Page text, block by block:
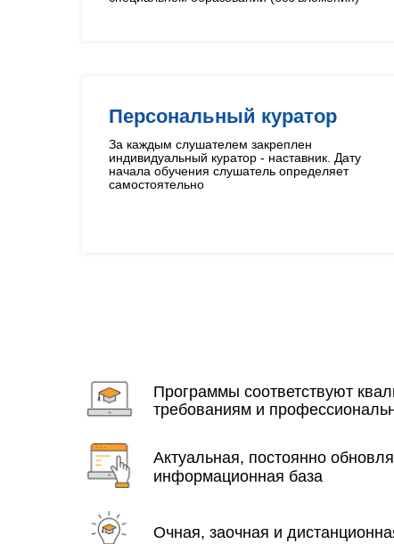
Персональный куратор
За каждым слушателем закреплен
индивидуальный куратор - наставник. Дату
начала обучения слушатель определяет
самостоятельно
Программы соответствуют
требованиям и
Актуальная, постоянно
информационная база
Очная, заочная и